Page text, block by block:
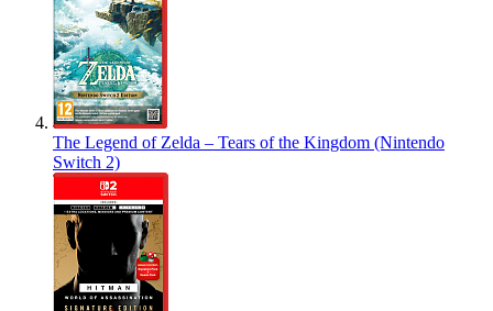
The Legend of Zelda – Tears of the Kingdom (Nintendo
Switch 2)